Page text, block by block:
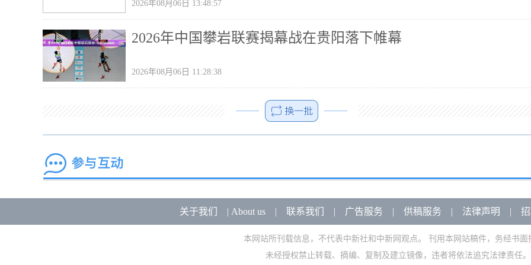
2026年08月06日 13:48:57
2026年中国攀岩联赛揭幕战在贵阳落下帷幕
2026年08月06日 11:28:38
关于我们 | About us| 联系我们 | 广告服务 | 供稿服务 | 法律声明 |
本网站所刊载信息，不代表中新社和中新网观点。 刊用本网站稿件，务经书面
未经授权禁止转载、摘编、复制及建立镜像，违者将依法追究法律责任。